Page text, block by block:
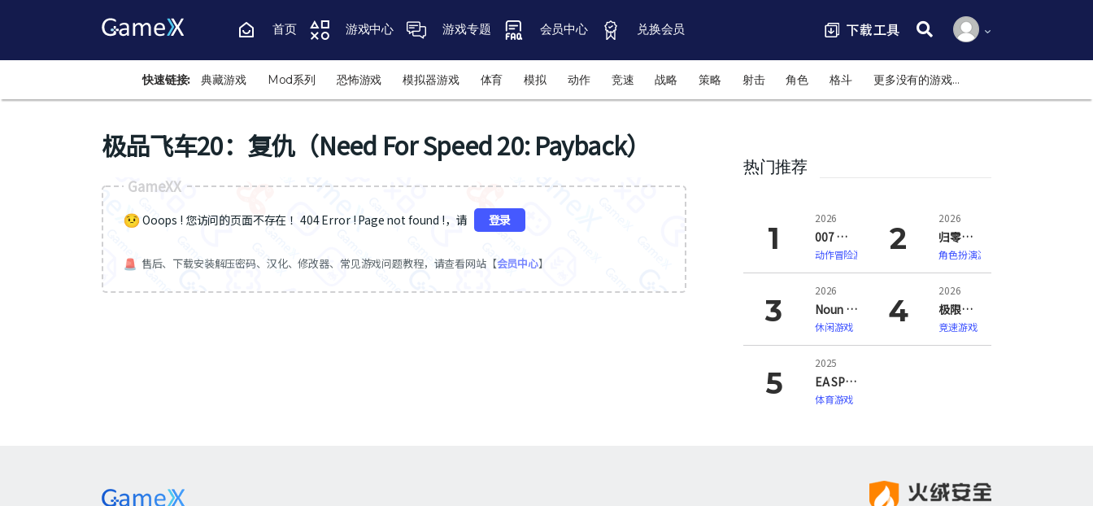
首页 游戏中心 游戏专题 会员中心 兑换会员
搜索:
快速链接: 典藏游戏 Mod系列 恐怖游戏 模拟器游戏 体育 模拟 动作 竞速 战略 策略 射击 角色 格斗 更多没有的游戏…
极品飞车20：复仇（Need For Speed 20: Payback）
GameXX
Ooops ! 您访问的页面不存在 ！404 Error ! Page not found !，请 登录
售后、下载安装解压密码、汉化、修改器、常见游戏问题教程，请查看网站【会员中心】
热门推荐
2026
007 初露锋芒（007 First Light）
动作冒险游戏
2026
归零巡礼：亡谍镇魂曲（ZERO PARADES: For Dead Spies）
角色扮演游戏
2026
Noun Town 语言学习（Noun Town Language Learning）
休闲游戏
2026
极限竞速：地平线6（Forza Horizon 6）
竞速游戏
2025
EA SPORTS FC 26
体育游戏